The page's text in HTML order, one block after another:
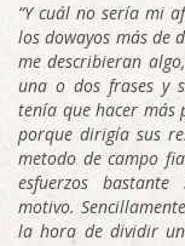
“Y cuál no sería mi
los dowayos más de
me describieran algo,
una o dos frases y
tenía que hacer más
porquedirigía sus
metodo de campo
esfuerzos bastante
motivo.
la hora de dividir